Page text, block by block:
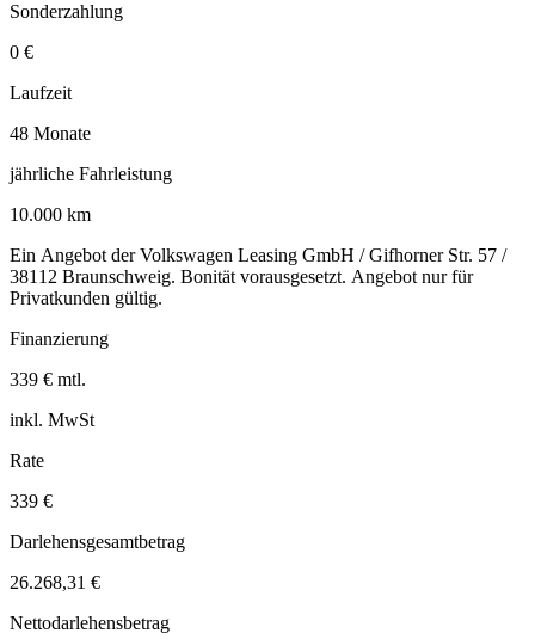
Sonderzahlung
0 €
Laufzeit
48 Monate
jährliche Fahrleistung
10.000 km
Ein Angebot der Volkswagen Leasing GmbH / Gifhorner Str. 57 /
38112 Braunschweig. Bonität vorausgesetzt. Angebot nur für
Privatkunden gültig.
Finanzierung
339 € mtl.
inkl. MwSt
Rate
339 €
Darlehensgesamtbetrag
26.268,31 €
Nettodarlehensbetrag